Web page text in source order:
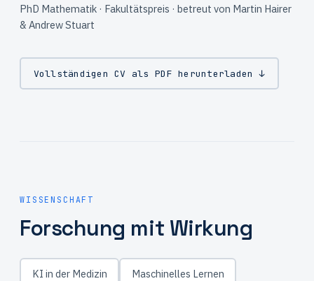
PhD Mathematik · Fakultätspreis · betreut von Martin Hairer
& Andrew Stuart
Vollständigen CV als PDF herunterladen ↓
WISSENSCHAFT
Forschung mit Wirkung
KI in der Medizin Maschinelles Lernen